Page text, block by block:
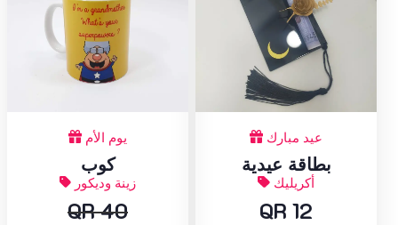
يوم الأم
كوب
زينة وديكور
QR 40
عيد مبارك
بطاقة عيدية
أكريليك
QR 12